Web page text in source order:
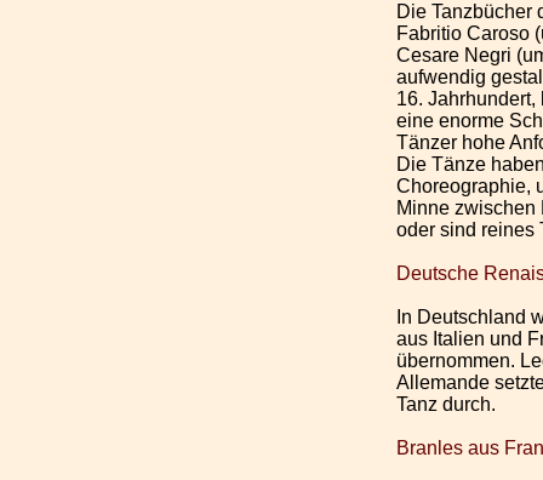
Die Tanzbücher
Fabritio Caroso
Cesare Negri
aufwendig
16.
eine enorme
Tänzer hohe
Die Tänze
Choreographie,
Minne zwischen
oder sind reines
Deutsche
In Deutschland
aus Italien und
übernommen.
Allemande
Tanz durch.
Branles aus